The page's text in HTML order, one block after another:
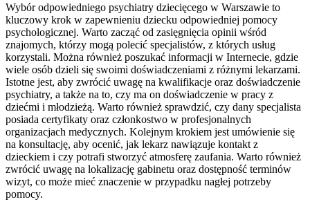
Wybór odpowiedniego psychiatry dziecięcego w Warszawie to
kluczowy krok w zapewnieniu dziecku odpowiedniej pomocy
psychologicznej. Warto zacząć od zasięgnięcia opinii wśród
znajomych, którzy mogą polecić specjalistów, z których usług
korzystali. Można również poszukać informacji w Internecie, gdzie
wiele osób dzieli się swoimi doświadczeniami z różnymi lekarzami.
Istotne jest, aby zwrócić uwagę na kwalifikacje oraz doświadczenie
psychiatry, a także na to, czy ma on doświadczenie w pracy z
dziećmi i młodzieżą. Warto również sprawdzić, czy dany specjalista
posiada certyfikaty oraz członkostwo w profesjonalnych
organizacjach medycznych. Kolejnym krokiem jest umówienie się
na konsultację, aby ocenić, jak lekarz nawiązuje kontakt z
dzieckiem i czy potrafi stworzyć atmosferę zaufania. Warto również
zwrócić uwagę na lokalizację gabinetu oraz dostępność terminów
wizyt, co może mieć znaczenie w przypadku nagłej potrzeby
pomocy.